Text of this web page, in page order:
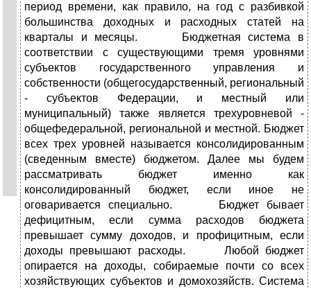
период времени, как правило, на год с разбивкой
большинства доходных и расходных статей на
кварталы и месяцы. Бюджетная система в
соответствии с существующими тремя уровнями
субъектов государственного управления и
собственности (общегосударственный, региональный
- субъектов Федерации, и местный или
муниципальный) также является трехуровневой -
общефедеральной, региональной и местной. Бюджет
всех трех уровней называется консолидированным
(сведенным вместе) бюджетом. Далее мы будем
рассматривать бюджет именно как
консолидированный бюджет, если иное не
оговаривается специально. Бюджет бывает
дефицитным, если сумма расходов бюджета
превышает сумму доходов, и профицитным, если
доходы превышают расходы. Любой бюджет
опирается на доходы, собираемые почти со всех
хозяйствующих субъектов и домохозяйств. Система